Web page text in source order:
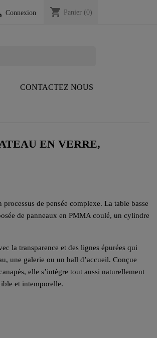
Connexion shopping_cart Panier (0)
CONTACTEZ NOUS
EN VERRE,
de pensée complexe. La table basse
de panneaux en PMMA coulé, un cylindre
la transparence et des lignes épurées qui
une galerie ou un hall d’accueil. Conçue
elle s’intègre tout aussi naturellement
et intemporelle.